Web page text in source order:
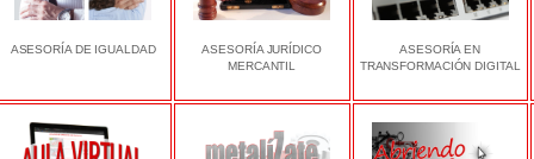
ASESORÍA DE IGUALDAD
ASESORÍA JURÍDICO
MERCANTIL
ASESORÍA EN
TRANSFORMACIÓN DIGITAL